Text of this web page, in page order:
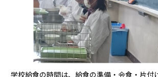
学校給食の時間は、給食の準備・会食・片付